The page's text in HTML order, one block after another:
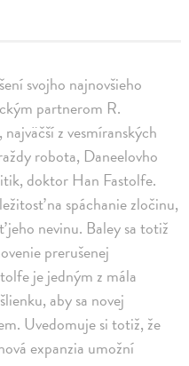
svojho najnovšieho
partnerom R.
z vesmíranských
robota, Daneelovho
doktor Han Fastolfe.
na spáchanie zločinu,
jeho nevinu. Baley sa totiž
prerušenej
je jedným z mála
aby sa novej
Uvedomuje si totiž, že
expanzia umožní